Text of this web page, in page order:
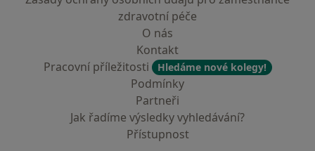
zdravotní péče
O nás
Kontakt
Pracovní příležitosti
Hledáme nové kolegy!
Podmínky
Partneři
Jak řadíme výsledky vyhledávání?
Přístupnost